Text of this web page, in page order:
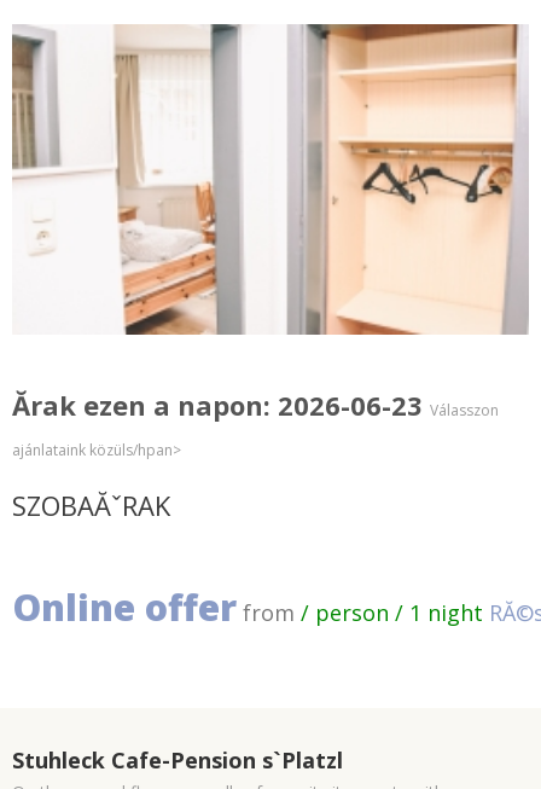
Ărak ezen a napon: 2026-06-23 Válasszon
ajánlataink közüls/hpan>
SZOBAĂˇRAK
Online offer from / person / 1 night
Stuhleck Cafe-Pension s`Platzl